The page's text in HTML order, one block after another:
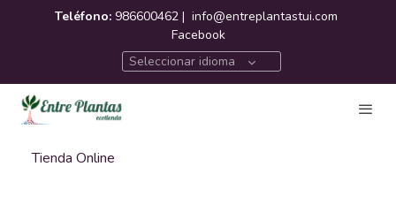
Teléfono: 986600462 | info@entreplantastui.com
Facebook
Seleccionar idioma
Tienda Online